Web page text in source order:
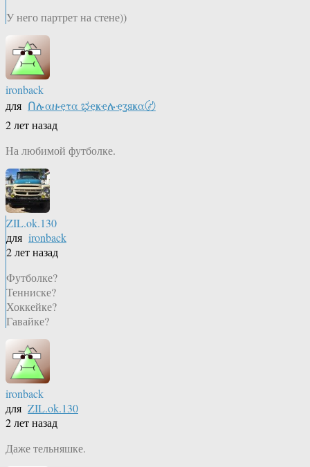
У него партрет на стене))
ironback
для Ոሉαዙҿτα ಭҿҝҿሉҿʓяҝα〄
2 лет назад
На любимой футболке.
ZIL.ok.130
для ironback
2 лет назад
Футболке?
Тенниске?
Хоккейке?
Гавайке?
ironback
для ZIL.ok.130
2 лет назад
Даже тельняшке.